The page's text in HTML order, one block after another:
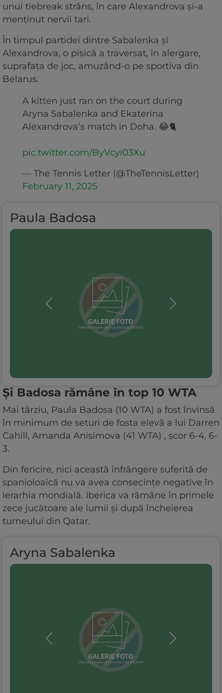
unui tiebreak strâns, în care Alexandrova și-a
menținut nervii tari.
În timpul partidei dintre Sabalenka și
Alexandrova, o pisică a traversat, în alergare,
suprafața de joc, amuzând-o pe sportiva din
Belarus.
A kitten just ran on the court during
Aryna Sabalenka and Ekaterina
Alexandrova’s match in Doha. 😂🐈
pic.twitter.com/ByVcyi03Xu
— The Tennis Letter (@TheTennisLetter)
February 11, 2025
Paula Badosa
Și Badosa rămâne în top 10 WTA
Mai târziu, Paula Badosa (10 WTA) a fost învinsă
în minimum de seturi de fosta elevă a lui Darren
Cahill, Amanda Anisimova (41 WTA) , scor 6-4, 6-
3.
Din fericire, nici această înfrângere suferită de
spanioloaică nu va avea consecințe negative în
ierarhia mondială. Iberica va rămâne în primele
zece jucătoare ale lumii și după încheierea
turneului din Qatar.
Aryna Sabalenka